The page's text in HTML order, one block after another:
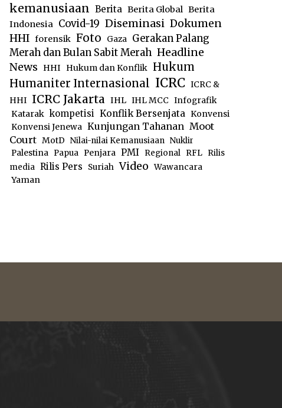
kemanusiaan Berita Berita Global Berita
Indonesia Covid-19 Diseminasi Dokumen
HHI forensik Foto Gaza Gerakan Palang
Merah dan Bulan Sabit Merah Headline
News
HHI Hukum dan Konflik Hukum
Humaniter Internasional ICRC ICRC &
HHI ICRC Jakarta IHL IHL MCC Infografik
Katarak kompetisi Konflik Bersenjata Konvensi
Konvensi Jenewa Kunjungan Tahanan Moot
Court MotD Nilai-nilai Kemanusiaan Nuklir
Palestina
Papua Penjara PMI Regional RFL
Rilis
media Rilis Pers Suriah Video Wawancara
Yaman